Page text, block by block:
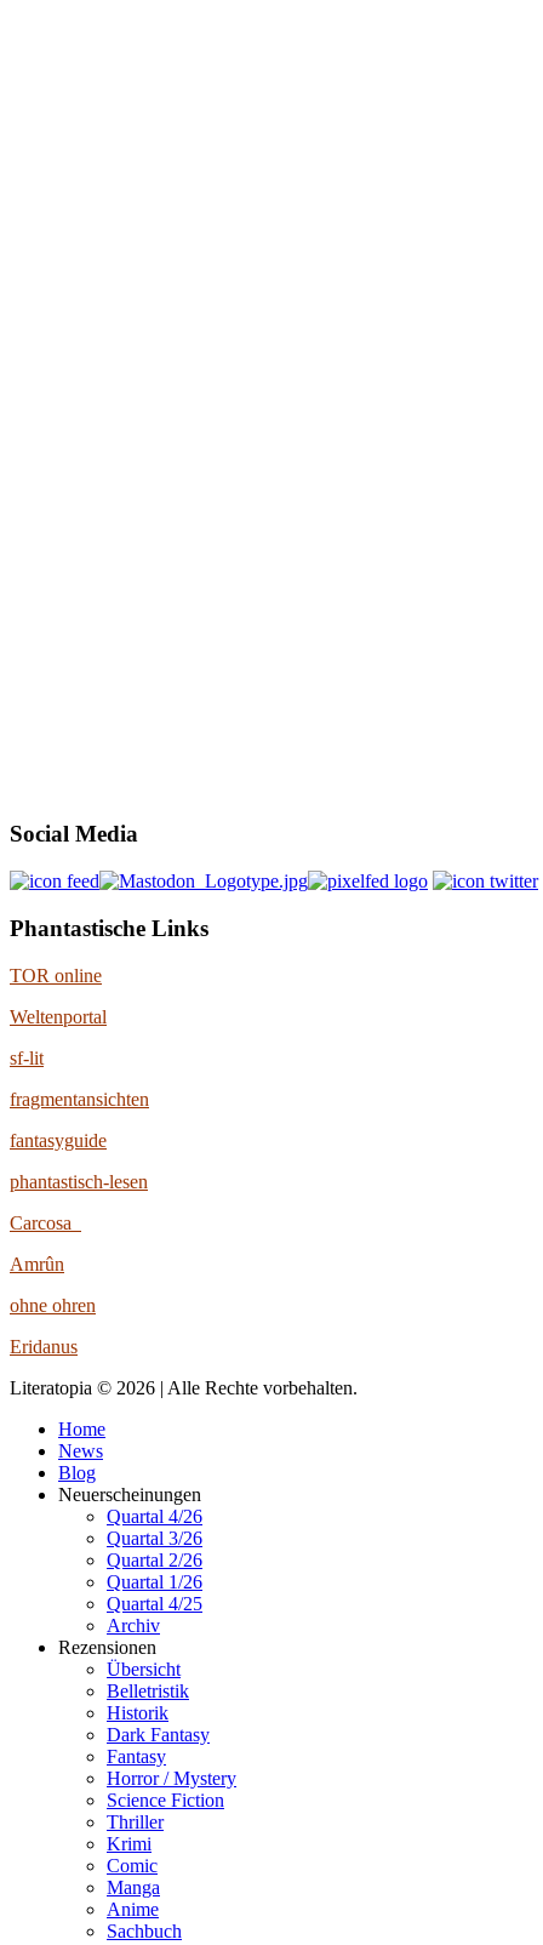
Social Media
Phantastische Links
TOR online
Weltenportal
sf-lit
fragmentansichten
fantasyguide
phantastisch-lesen
Carcosa
Amrûn
ohne ohren
Eridanus
Literatopia © 2026 | Alle Rechte vorbehalten.
Home
News
Blog
Neuerscheinungen
Quartal 4/26
Quartal 3/26
Quartal 2/26
Quartal 1/26
Quartal 4/25
Archiv
Rezensionen
Übersicht
Belletristik
Historik
Dark Fantasy
Fantasy
Horror / Mystery
Science Fiction
Thriller
Krimi
Comic
Manga
Anime
Sachbuch